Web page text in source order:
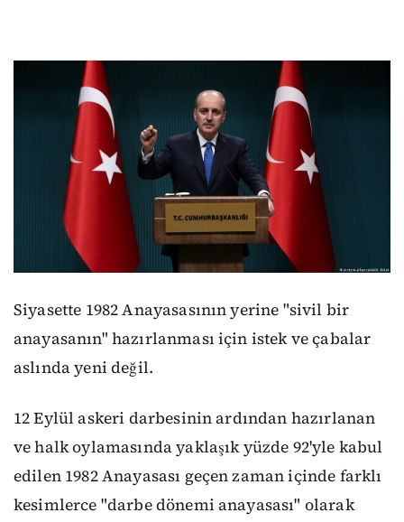
Siyasette 1982 Anayasasının yerine "sivil bir
anayasanın" hazırlanması için istek ve çabalar
aslında yeni değil.
12 Eylül askeri darbesinin ardından hazırlanan
ve halk oylamasında yaklaşık yüzde 92'yle kabul
edilen 1982 Anayasası geçen zaman içinde farklı
kesimlerce "darbe dönemi anayasası" olarak